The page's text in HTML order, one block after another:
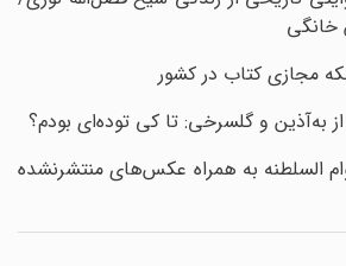
کتاب در کشور
و گلسرخی: تا کی توده‌ای بودم؟
به همراه عکس‌های منتشرنشده